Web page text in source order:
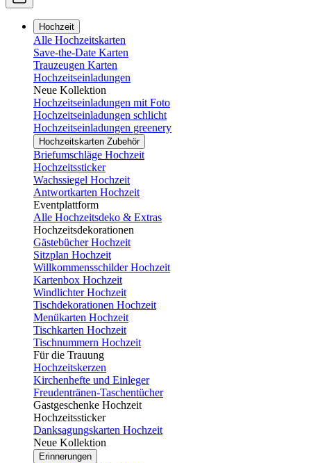
Hochzeit
Alle Hochzeitskarten
Save-the-Date Karten
Trauzeugen Karten
Hochzeitseinladungen
Neue Kollektion
Hochzeitseinladungen mit Foto
Hochzeitseinladungen schlicht
Hochzeitseinladungen greenery
Hochzeitskarten Zubehör
Briefumschläge Hochzeit
Hochzeitssticker
Wachssiegel Hochzeit
Antwortkarten Hochzeit
Eventplattform
Alle Hochzeitsdeko & Extras
Hochzeitsdekorationen
Gästebücher Hochzeit
Sitzplan Hochzeit
Willkommensschilder Hochzeit
Kartenbox Hochzeit
Windlichter Hochzeit
Tischdekorationen Hochzeit
Menükarten Hochzeit
Tischkarten Hochzeit
Tischnummern Hochzeit
Für die Trauung
Hochzeitskerzen
Kirchenhefte und Einleger
Freudentränen-Taschentücher
Gastgeschenke Hochzeit
Hochzeitssticker
Danksagungskarten Hochzeit
Neue Kollektion
Erinnerungen